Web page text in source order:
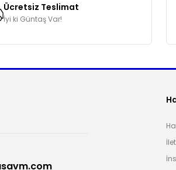
bozuk veya görüntülenemiyor.
eksik bilgiler bulunuyor.
bulunuyor.
Ücretsiz Teslimat
İyi ki Güntaş Var!